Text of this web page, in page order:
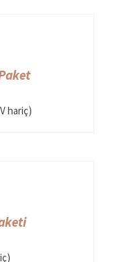
hariç)